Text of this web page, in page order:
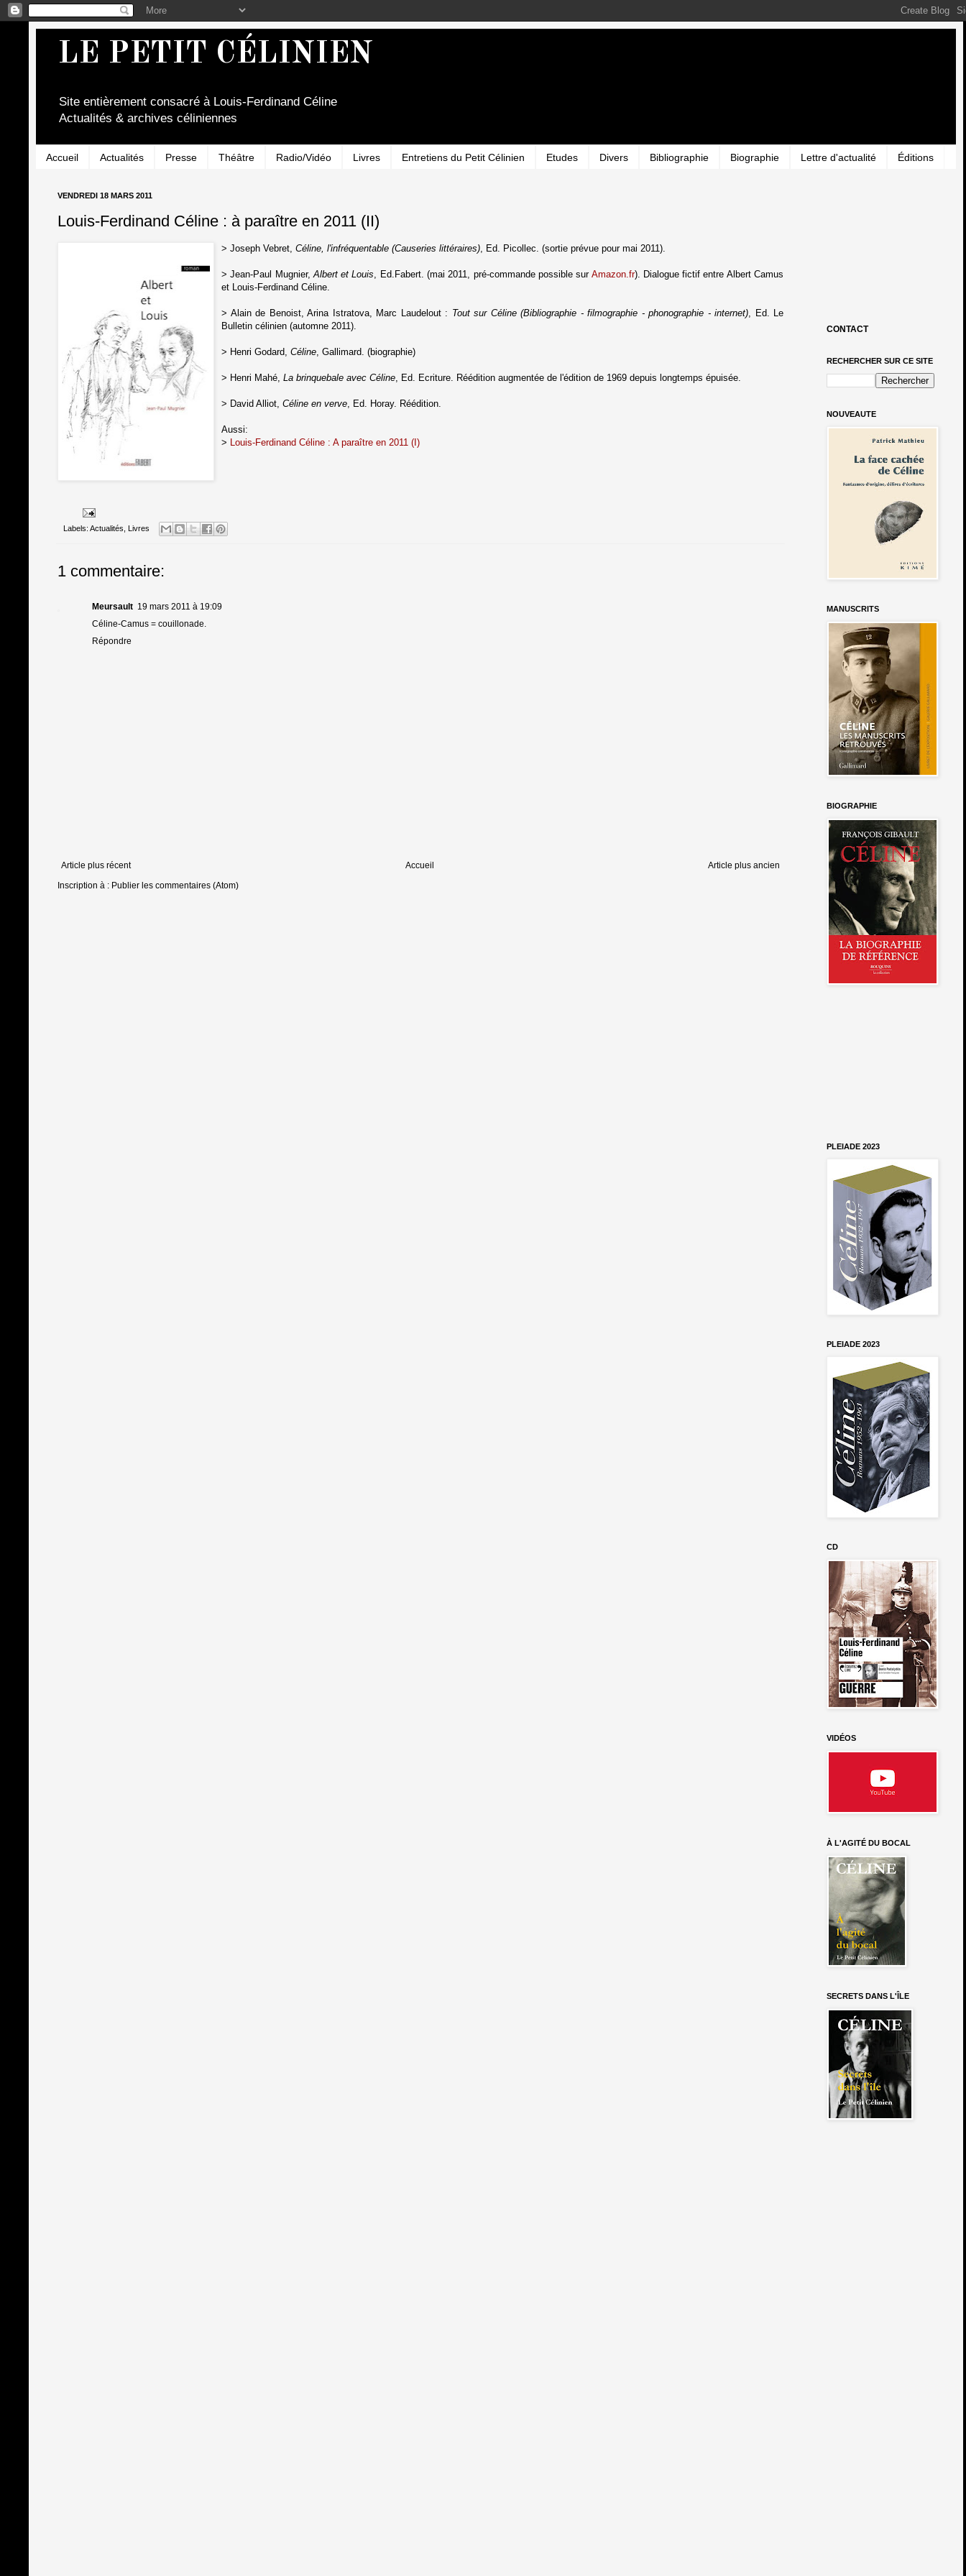
LE PETIT CÉLINIEN
Site entièrement consacré à Louis-Ferdinand Céline
Actualités & archives céliniennes
Accueil Actualités Presse Théâtre Radio/Vidéo Livres Entretiens du Petit Célinien Etudes Divers Bibliographie Biographie Lettre d'actualité Éditions
VENDREDI 18 MARS 2011
Louis-Ferdinand Céline : à paraître en 2011 (II)
> Joseph Vebret, Céline, l'infréquentable (Causeries littéraires) , Ed. Picollec. (sortie prévue pour mai 2011).
> Jean-Paul Mugnier, Albert et Louis , Ed.Fabert. (mai 2011, pré-commande possible sur Amazon.fr). Dialogue fictif entre Albert Camus
et Louis-Ferdinand Céline.
> Alain de Benoist, Arina Istratova, Marc Laudelout : Tout sur Céline (Bibliographie - filmographie - phonographie - internet) , Ed. Le
Bulletin célinien (automne 2011).
> Henri Godard, Céline , Gallimard. (biographie)
> Henri Mahé, La brinquebale avec Céline , Ed. Ecriture. Réédition augmentée de l'édition de 1969 depuis longtemps épuisée.
> David Alliot, Céline en verve , Ed. Horay. Réédition.
Aussi:
>
Louis-Ferdinand Céline : A paraître en 2011 (I)
Labels: Actualités Livres
1 commentaire:
Meursault 19 mars 2011 à 19:09
Céline-Camus = couillonade.
Répondre
Article plus récent Article plus ancien
Accueil
Inscription à : Publier les commentaires (Atom)
CONTACT
RECHERCHER SUR CE SITE
NOUVEAUTE
MANUSCRITS
BIOGRAPHIE
PLEIADE 2023
PLEIADE 2023
CD
VIDÉOS
À L'AGITÉ DU BOCAL
SECRETS DANS L'ÎLE